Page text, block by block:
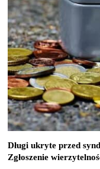
Długi ukryte przed
Zgłoszenie